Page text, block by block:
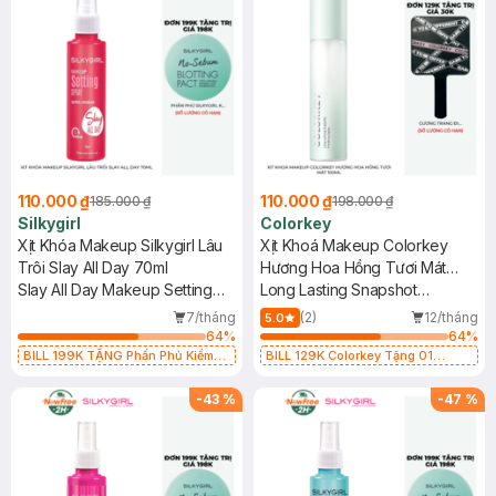
110.000 ₫185.000 ₫
Silkygirl
Xịt Khóa Makeup Silkygirl Lâu
Trôi Slay All Day 70ml
Slay All Day Makeup Setting
7/tháng
64%
BILL 199K TẶNG Phấn Phủ Kiềm
có hạn)
110.000 ₫198.000 ₫
Colorkey
Xịt Khoá Makeup Colorkey
Hương Hoa Hồng Tươi Mát
100ml
Long Lasting Snapshot
Finishing Spray
5.0 (2)
12/tháng
64%
BILL 129K Colorkey Tặng 01
có hạn)
-43 % -47 %